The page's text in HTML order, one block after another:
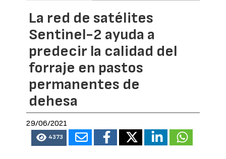
La red de satélites
Sentinel-2 ayuda a
predecir la calidad del
forraje en pastos
permanentes de
dehesa
29/06/2021
4373